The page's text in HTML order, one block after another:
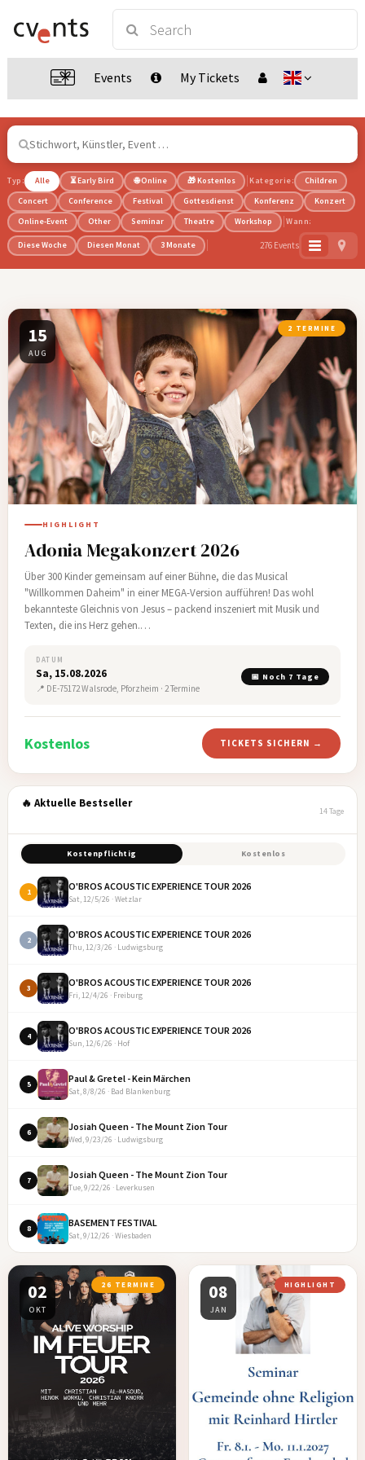
Events My Tickets
Typ: Alle ⏳ Early Bird 🌐 Online 🎁 Kostenlos Kategorie:
Children
Concert
Conference Festival Gottesdienst Konferenz
Konzert
Online-Event
Other Seminar Theatre Workshop Wann:
Diese Woche Diesen Monat 3 Monate 276 Events
15
AUG
2 TERMINE
HIGHLIGHT
Adonia Megakonzert 2026
Über 300 Kinder gemeinsam auf einer Bühne, die das Musical
"Willkommen Daheim" in einer MEGA-Version aufführen! Das wohl
bekannteste Gleichnis von Jesus – packend inszeniert mit Musik und
Texten, die ins Herz gehen.…
DATUM
Sa, 15.08.2026
📍 DE-75172 Walsrode, Pforzheim · 2 Termine
📅 Noch 7 Tage
Kostenlos TICKETS SICHERN →
🔥 Aktuelle Bestseller
14 Tage
Kostenpflichtig Kostenlos
1 O'BROS ACOUSTIC EXPERIENCE TOUR 2026
Sat, 12/5/26 · Wetzlar
2 O'BROS ACOUSTIC EXPERIENCE TOUR 2026
Thu, 12/3/26 · Ludwigsburg
3 O'BROS ACOUSTIC EXPERIENCE TOUR 2026
Fri, 12/4/26 · Freiburg
4 O'BROS ACOUSTIC EXPERIENCE TOUR 2026
Sun, 12/6/26 · Hof
5 Paul & Gretel - Kein Märchen
Sat, 8/8/26 · Bad Blankenburg
6 Josiah Queen - The Mount Zion Tour
Wed, 9/23/26 · Ludwigsburg
7 Josiah Queen - The Mount Zion Tour
Tue, 9/22/26 · Leverkusen
8 BASEMENT FESTIVAL
Sat, 9/12/26 · Wiesbaden
02
OKT
26 TERMINE 08
JAN
HIGHLIGHT